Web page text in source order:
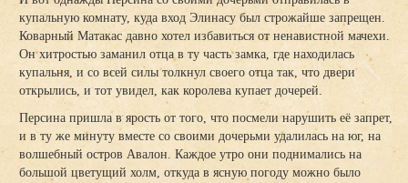
купальную комнату, куда вход Элинасу был строжайше запрещен.
Коварный Матакас давно хотел избавиться от ненавистной мачехи.
Он хитростью заманил отца в ту часть замка, где находилась
купальня, и со всей силы толкнул своего отца так, что двери
открылись, и тот увидел, как королева купает дочерей.
Персина пришла в ярость от того, что посмели нарушить её запрет,
и в ту же минуту вместе со своими дочерьми удалилась на юг, на
волшебный остров Авалон. Каждое утро они поднимались на
большой цветущий холм, откуда в ясную погоду можно было